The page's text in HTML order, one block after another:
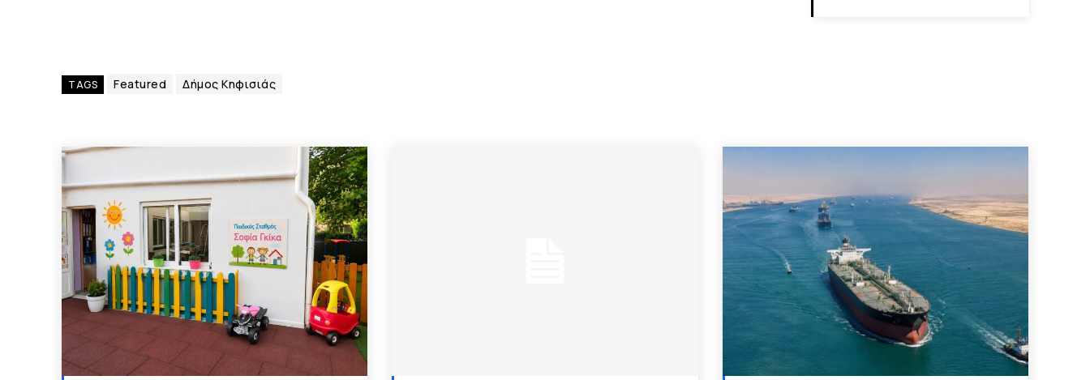
TAGS Featured Δήμος Κηφισιάς